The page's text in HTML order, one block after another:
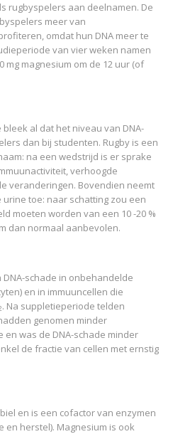
rugbyspelers aan deelnamen. De
meer van
omdat hun DNA meer te
van vier weken namen
magnesium om de 12 uur (of
al dat het niveau van DNA-
dan bij studenten. Rugby is een
na een wedstrijd is er sprake
verhoogde
veranderingen. Bovendien neemt
toe: naar schatting zou een
moeten worden van een 10 -20 %
dan normaal aanbevolen.
schade in onbehandelde
en in immuuncellen die
. Na suppletieperiode telden
genomen minder
en was de DNA-schade minder
de fractie van cellen met ernstig
en is een cofactor van enzymen
en herstel). Magnesium is ook